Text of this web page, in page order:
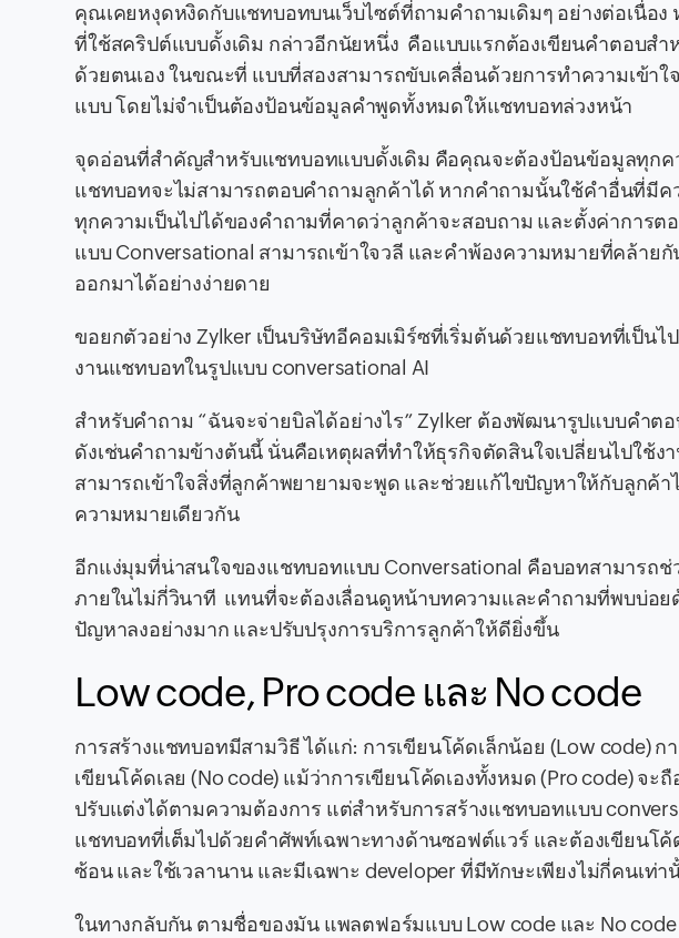
คุณเคยหงุดหงิดกับแชทบอทบนเว็บไซต์ที่ถามคำถามเดิมๆ อย่างต่อเนื่อ
ที่ใช้สคริปต์แบบดั้งเดิม กล่าวอีกนัยหนึ่ง คือแบบแรกต้องเขียนคำตอบส
ด้วยตนเอง ในขณะที่ แบบที่สองสามารถขับเคลื่อนด้วยการทำความเข้า
แบบ โดยไม่จำเป็นต้องป้อนข้อมูลคำพูดทั้งหมดให้แชทบอทล่วงหน้า
จุดอ่อนที่สำคัญสำหรับแชทบอทแบบดั้งเดิม คือคุณจะต้องป้อนข้อมูลทุกคว
แชทบอทจะไม่สามารถตอบคำถามลูกค้าได้ หากคำถามนั้นใช้คำอื่นที่มีค
ทุกความเป็นไปได้ของคำถามที่คาดว่าลูกค้าจะสอบถาม และตั้งค่าการ
แบบ Conversational สามารถเข้าใจวลี และคำพ้องความหมายที่คล้าย
ออกมาได้อย่างง่ายดาย
ขอยกตัวอย่าง Zylker เป็นบริษัทอีคอมเมิร์ซที่เริ่มต้นด้วยแชทบอทที่เป็น
งานแชทบอทในรูปแบบ conversational AI
สำหรับคำถาม “ฉันจะจ่ายบิลได้อย่างไร” Zylker ต้องพัฒนารูปแบบคำ
ดังเช่นคำถามข้างต้นนี้ นั่นคือเหตุผลที่ทำให้ธุรกิจตัดสินใจเปลี่ยนไปใช้ง
สามารถเข้าใจสิ่งที่ลูกค้าพยายามจะพูด และช่วยแก้ไขปัญหาให้กับลูกค้
ความหมายเดียวกัน
อีกแง่มุมที่น่าสนใจของแชทบอทแบบ Conversational คือบอทสามารถ
ภายในไม่กี่วินาที แทนที่จะต้องเลื่อนดูหน้าบทความและคำถามที่พบบ่อย
ปัญหาลงอย่างมาก และปรับปรุงการบริการลูกค้าให้ดียิ่งขึ้น
Low code, Pro code และ No code
การสร้างแชทบอทมีสามวิธี ได้แก่: การเขียนโค้ดเล็กน้อย (Low code) ก
เขียนโค้ดเลย (No code) แม้ว่าการเขียนโค้ดเองทั้งหมด (Pro code) จ
ปรับแต่งได้ตามความต้องการ แต่สำหรับการสร้างแชทบอทแบบ
แชทบอทที่เต็มไปด้วยคำศัพท์เฉพาะทางด้านซอฟต์แวร์ และต้องเขียนโ
ซ้อน และใช้เวลานาน และมีเฉพาะ developer ที่มีทักษะเพียงไม่กี่คนเท่า
ในทางกลับกัน ตามชื่อของมัน แพลตฟอร์มแบบ Low code และ No